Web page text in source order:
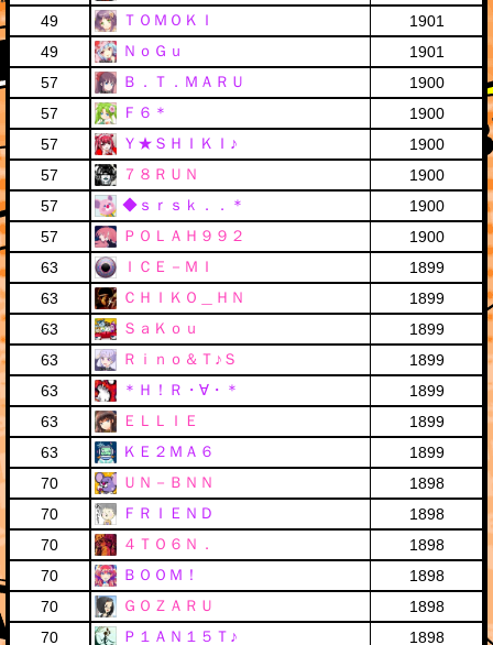
49
ＴＯＭＯＫＩ
1901
49
ＮｏＧｕ
1901
57
Ｂ．Ｔ．ＭＡＲＵ
1900
57
Ｆ６＊
1900
57
Ｙ★ＳＨＩＫＩ♪
1900
57
７８ＲＵＮ
1900
57
◆ｓｒｓｋ．．＊
1900
57
ＰＯＬＡＨ９９２
1900
63
ＩＣＥ－ＭＩ
1899
63
ＣＨＩＫＯ＿ＨＮ
1899
63
ＳａＫｏｕ
1899
63
Ｒｉｎｏ＆Ｔ♪Ｓ
1899
63
＊Ｈ！Ｒ・∀・＊
1899
63
ＥＬＬＩＥ
1899
63
ＫＥ２ＭＡ６
1899
70
ＵＮ－ＢＮＮ
1898
70
ＦＲＩＥＮＤ
1898
70
４ＴＯ６Ｎ．
1898
70
ＢＯＯＭ！
1898
70
ＧＯＺＡＲＵ
1898
70
Ｐ１ＡＮ１５Ｔ♪
1898